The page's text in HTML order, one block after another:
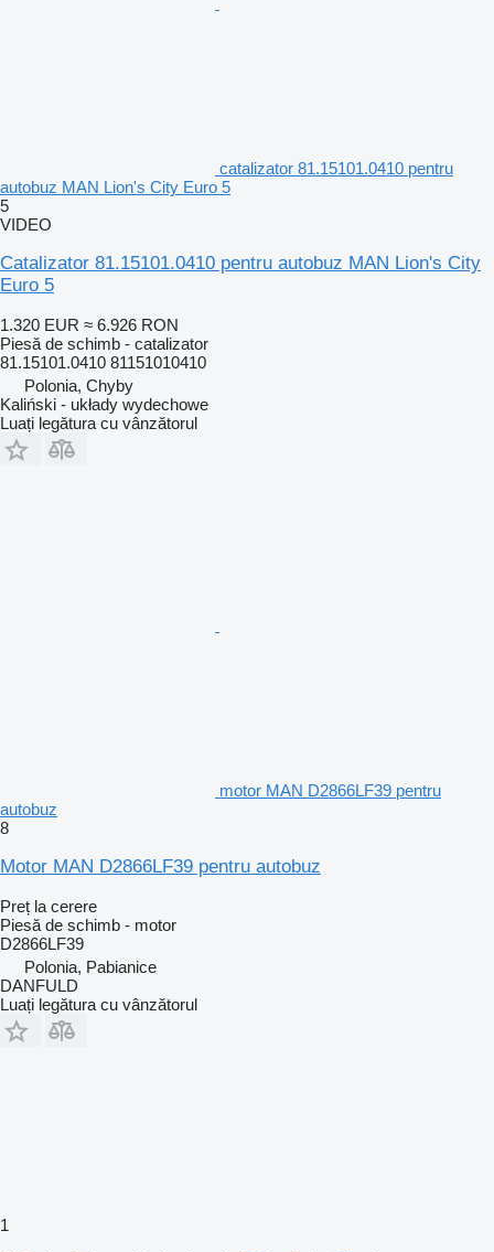
catalizator 81.15101.0410 pentru
autobuz MAN Lion's City Euro 5
5
VIDEO
Catalizator 81.15101.0410 pentru autobuz MAN Lion's City
Euro 5
1.320 EUR ≈ 6.926 RON
Piesă de schimb - catalizator
81.15101.0410 81151010410
Polonia, Chyby
Kaliński - układy wydechowe
Luați legătura cu vânzătorul
motor MAN D2866LF39 pentru
autobuz
8
Motor MAN D2866LF39 pentru autobuz
Preț la cerere
Piesă de schimb - motor
D2866LF39
Polonia, Pabianice
DANFULD
Luați legătura cu vânzătorul
1